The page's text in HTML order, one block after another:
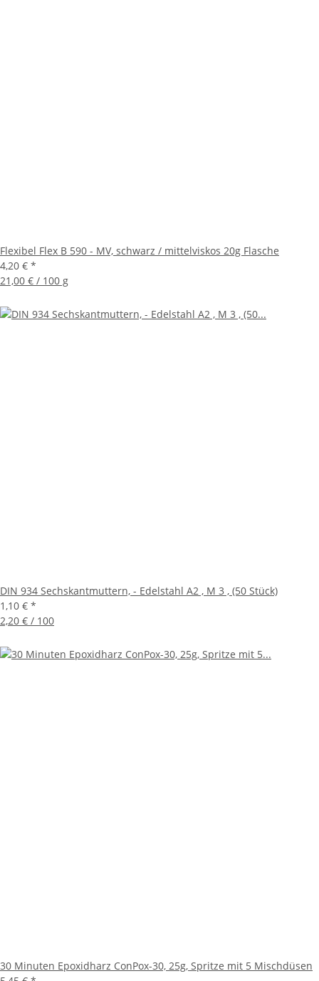
Flexibel Flex B 590 - MV, schwarz / mittelviskos 20g Flasche
4,20 € *
21,00 € / 100 g
DIN 934 Sechskantmuttern, - Edelstahl A2 , M 3 , (50 Stück)
1,10 € *
2,20 € / 100
30 Minuten Epoxidharz ConPox-30, 25g, Spritze mit 5 Mischdüsen